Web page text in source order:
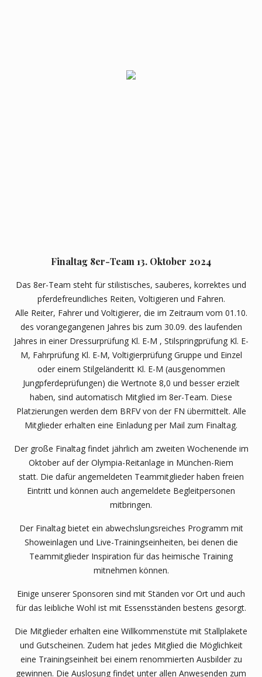
Finaltag 8er-Team 13. Oktober 2024
Das 8er-Team steht für stilistisches, sauberes, korrektes und
pferdefreundliches Reiten, Voltigieren und Fahren.
Alle Reiter, Fahrer und Voltigierer, die im Zeitraum vom 01.10.
des vorangegangenen Jahres bis zum 30.09. des laufenden
Jahres in einer Dressurprüfung Kl. E-M , Stilspringprüfung Kl. E-
M, Fahrprüfung Kl. E-M, Voltigierprüfung Gruppe und Einzel
oder einem Stilgeländeritt Kl. E-M (ausgenommen
Jungpferdeprüfungen) die Wertnote 8,0 und besser erzielt
haben, sind automatisch Mitglied im 8er-Team. Diese
Platzierungen werden dem BRFV von der FN übermittelt. Alle
Mitglieder erhalten eine Einladung per Mail zum Finaltag.
Der große Finaltag findet jährlich am zweiten Wochenende im
Oktober auf der Olympia-Reitanlage in München-Riem
statt. Die dafür angemeldeten Teammitglieder haben freien
Eintritt und können auch angemeldete Begleitpersonen
mitbringen.
Der Finaltag bietet ein abwechslungsreiches Programm mit
Showeinlagen und Live-Trainingseinheiten, bei denen die
Teammitglieder Inspiration für das heimische Training
mitnehmen können.
Einige unserer Sponsoren sind mit Ständen vor Ort und auch
für das leibliche Wohl ist mit Essensständen bestens gesorgt.
Die Mitglieder erhalten eine Willkommenstüte mit Stallplakete
und Gutscheinen. Zudem hat jedes Mitglied die Möglichkeit
eine Trainingseinheit bei einem renommierten Ausbilder zu
gewinnen. Die Auslosung findet unter allen Anwesenden zum